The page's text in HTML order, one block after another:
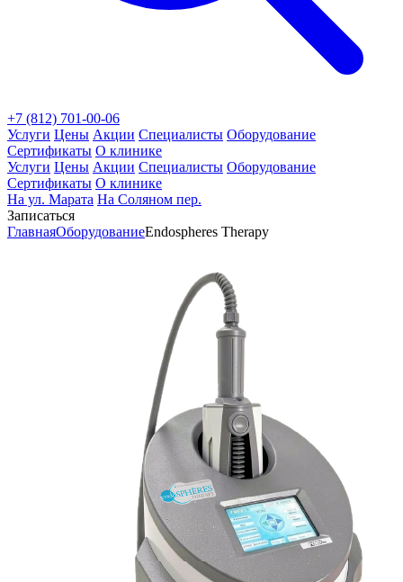
+7 (812) 701-00-06
Услуги Цены Акции Специалисты Оборудование
Сертификаты О клинике
Услуги Цены Акции Специалисты Оборудование
Сертификаты О клинике
На ул. Марата На Соляном пер.
Записаться
ГлавнаяОборудованиеEndospheres Therapy